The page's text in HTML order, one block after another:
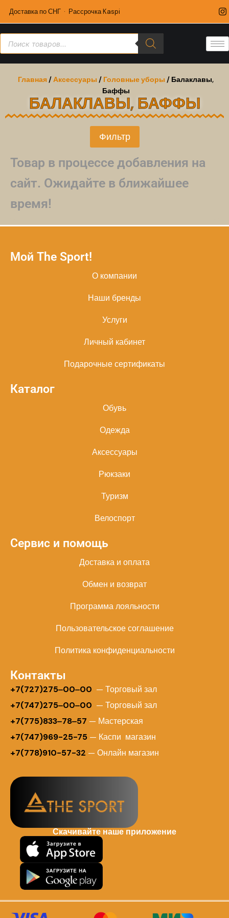
Доставка по СНГ · Рассрочка Kaspi
Главная /Аксессуары / Головные уборы / Балаклавы,
Баффы
БАЛАКЛАВЫ, БАФФЫ
Фильтр
Товар в процессе добавления на
сайт. Ожидайте в ближайшее
время!
Мой The Sport!
О компании
Наши бренды
Услуги
Личный кабинет
Подарочные сертификаты
Каталог
Обувь
Одежда
Аксессуары
Рюкзаки
Туризм
Велоспорт
Сервис и помощь
Доставка и оплата
Обмен и возврат
Программа лояльности
Пользовательское соглашение
Политика конфиденциальности
Контакты
+7(727)275‒00‒00 — Торговый зал
+7(747)275‒00‒00 — Торговый зал
+7(775)833‒78‒57 — Мастерская
+7(747)969-25-75 — Каспи магазин
+7(778)910-57-32 — Онлайн магазин
Скачивайте наше приложение